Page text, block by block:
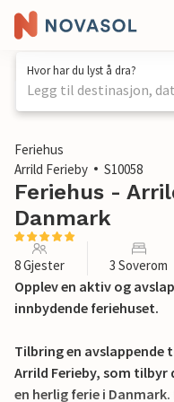
Hvor har du lyst å dra?
Legg til destinasjon,
1 / 17
Feriehus
Arrild Ferieby
S10058
Feriehus -
Danmark
8 Gjester 3 Soverom
Opplev en aktiv og
innbydende feriehuset.
Tilbring en
Arrild Ferieby, som
en herlig ferie i